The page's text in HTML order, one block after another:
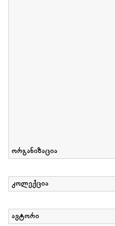
ორგანიზაცია
კოლექცია
ავტორი